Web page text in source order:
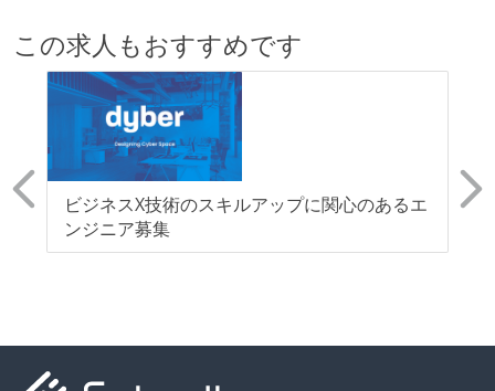
労働環境の自由度
週3日リモート勤務のハイブリットワーク（週2出社）
業務時間中に中抜けできる制度がある
2年以内に未就学児を子育てしながら働いていたエン
ジニアがいる
フレックスタイム制または裁量労働制を採用している
待遇・福利厚生
この求人もおすすめです
ビジネスX技術のスキルアップに関心のあるエ
ンジニア募集